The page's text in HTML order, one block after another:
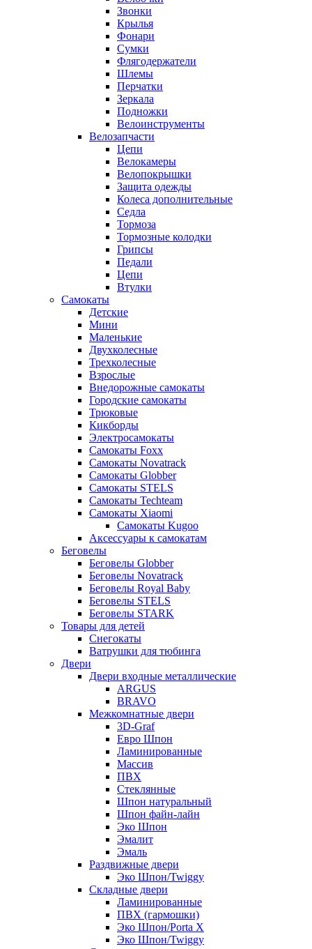
Звонки
Крылья
Фонари
Сумки
Флягодержатели
Шлемы
Перчатки
Зеркала
Подножки
Велоинструменты
Велозапчасти
Цепи
Велокамеры
Велопокрышки
Защита одежды
Колеса дополнительные
Седла
Тормоза
Тормозные колодки
Грипсы
Педали
Цепи
Втулки
Самокаты
Детские
Мини
Маленькие
Двухколесные
Трехколесные
Взрослые
Внедорожные самокаты
Городские самокаты
Трюковые
Кикборды
Электросамокаты
Самокаты Foxx
Самокаты Novatrack
Самокаты Globber
Самокаты STELS
Самокаты Techteam
Самокаты Xiaomi
Самокаты Kugoo
Аксессуары к самокатам
Беговелы
Беговелы Globber
Беговелы Novatrack
Беговелы Royal Baby
Беговелы STELS
Беговелы STARK
Товары для детей
Снегокаты
Ватрушки для тюбинга
Двери
Двери входные металлические
ARGUS
BRAVO
Межкомнатные двери
3D-Graf
Евро Шпон
Ламинированные
Массив
ПВХ
Стеклянные
Шпон натуральный
Шпон файн-лайн
Эко Шпон
Эмалит
Эмаль
Раздвижные двери
Эко Шпон/Twiggy
Складные двери
Ламинированные
ПВХ (гармошки)
Эко Шпон/Porta X
Эко Шпон/Twiggy